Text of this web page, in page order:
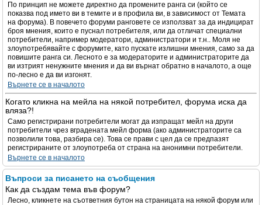
По принцип не можете директно да промените ранга си (който се
показва под името ви в темите и в профила ви, в зависимост от Темата
на форума). В повечето форуми ранговете се използват за да индицират
броя мнения, които е пуснал потребителя, или да отличат специални
потребители, например модератори, администратори и т.н.. Моля не
злоупотребявайте с форумите, като пускате излишни мнения, само за да
повишите ранга си. Лесното е за модераторите и администраторите да
ви изтрият ненужните мнения и да ви върнат обратно в началото, а още
по-лесно е да ви изгонят.
Върнете се в началото
Когато кликна на мейла на някой потребител, форума иска да
вляза?!
Само регистрирани потребители могат да изпращат мейл на други
потребители чрез вградената мейл форма (ако администраторите са
позволили това, разбира се). Това се прави с цел да се предпазят
регистрираните от злоупотреба от страна на анонимни потребители.
Върнете се в началото
Въпроси за писането на съобщения
Как да създам тема във форум?
Лесно, кликнете на съответния бутон на страницата на някой форум или